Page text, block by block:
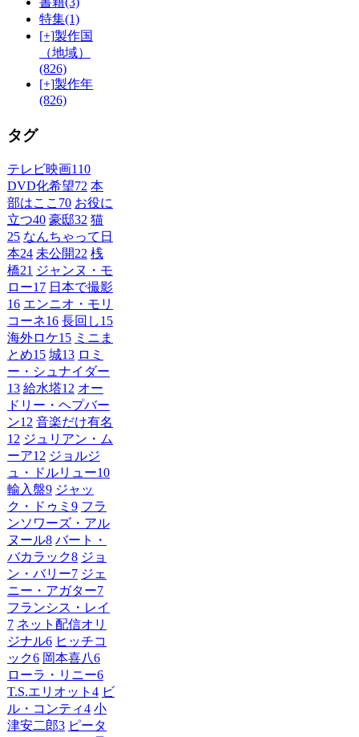
特集(1)
[+]製作国
（地域）
(826)
[+]製作年
(826)
タグ
テレビ映画110
DVD化希望72 本
部はここ 70 お役に
立つ40 豪邸32 猫
25 なんちゃって日
本24 未公開22 桟
橋21 ジャンヌ・モ
ロー17 日本で撮影
16 エンニオ・モリ
コーネ16 長回し15
海外ロケ15 ミニま
とめ15 城13 ロミ
ー・シュナイダー
13 給水塔12 オー
ドリー・ヘプバー
ン12 音楽だけ有名
12 ジュリアン・ム
ーア12 ジョルジ
ュ・ドルリュー10
輸入盤9 ジャッ
ク・ドゥミ 9 フラ
ンソワーズ・アル
ヌール8 バート・
バカラック8 ジョ
ン・バリー7 ジェ
ニー・アガター7
フランシス・レイ
7 ネット配信オリ
ジナル6 ヒッチコ
ック6 岡本喜八6
ローラ・リニー6
T.S.エリオット 4 ビ
ル・コンティ4 小
津安二郎3 ピータ